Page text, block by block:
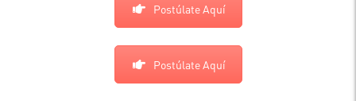
Postúlate Aquí
Postúlate Aquí